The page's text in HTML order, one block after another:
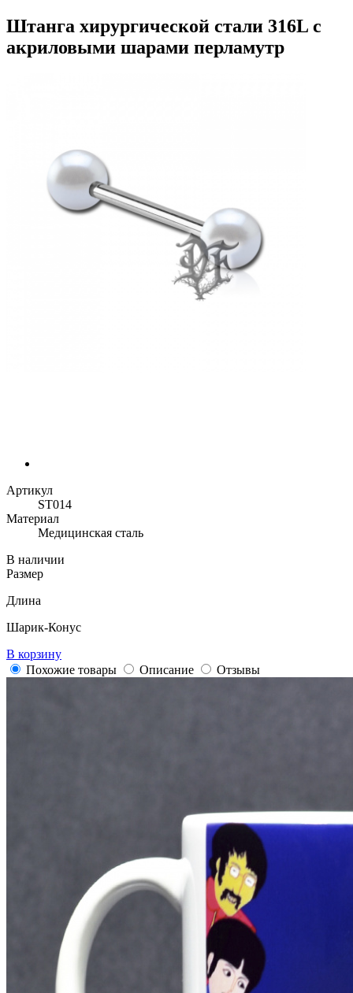
Штанга хирургической стали 316L с
акриловыми шарами перламутр
Артикул
ST014
Материал
Медицинская сталь
В наличии
Размер
Длина
Шарик-Конус
В корзину
Похожие товары
Описание Отзывы